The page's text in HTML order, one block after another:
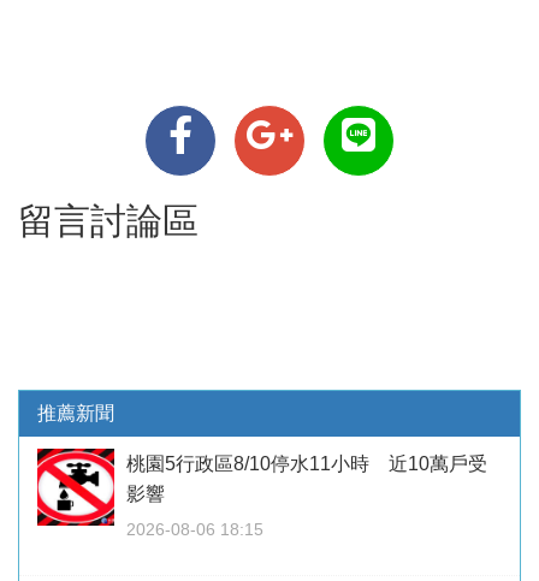
留言討論區
推薦新聞
桃園5行政區8/10停水11小時 近10萬戶受
影響
2026-08-06 18:15